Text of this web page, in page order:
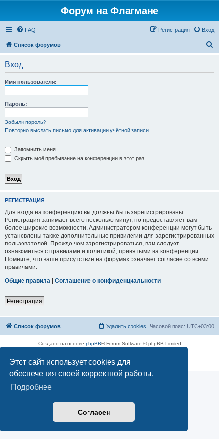
Этот сайт использует cookies для
обеспечения своей корректной работы.
Подробнее
Согласен
Форум на Флагмане
FAQ Вход
Регистрация
Список форумов
Вход
Имя пользователя:
Пароль:
Забыли пароль?
Повторно выслать письмо для активации учётной записи
Запомнить меня
Скрыть моё пребывание на конференции в этот раз
РЕГИСТРАЦИЯ
Для входа на конференцию вы должны быть зарегистрированы.
Регистрация занимает всего несколько минут, но предоставляет вам
более широкие возможности. Администратором конференции могут быть
установлены также дополнительные привилегии для зарегистрированных
пользователей. Прежде чем зарегистрироваться, вам следует
ознакомиться с правилами и политикой, принятыми на конференции.
Помните, что ваше присутствие на форумах означает согласие со всеми
правилами.
Общие правила | Соглашение о конфиденциальности
Регистрация
Список форумов Часовой пояс: UTC+03:00
Удалить cookies
Создано на основе phpBB® Forum Software © phpBB Limited
Конфиденциальность|Правила